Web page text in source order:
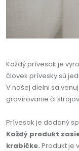
Každý prívesok je
človek prívesky sú
V našej dielni sa
gravírovanie či
Prívesok je dodaný
Každý produkt
krabičke. Produkt je